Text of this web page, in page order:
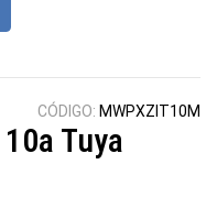
CÓDIGO: MWPXZIT10M
Tuya